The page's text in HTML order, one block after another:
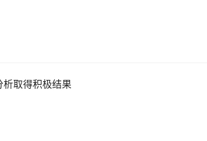
析取得积极结果